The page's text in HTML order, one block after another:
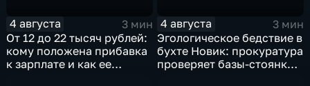
4 августа
3 мин
От 12 до 22 тысяч рублей:
кому положена прибавка
к зарплате и как ее
4 августа
3 мин
Эгологическое бедствие в
бухте Новик: прокуратура
проверяет базы-стоянки